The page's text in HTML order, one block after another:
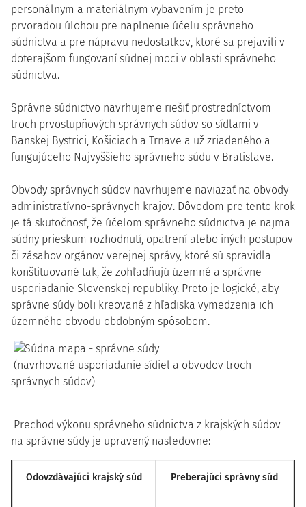
personálnym a materiálnym vybavením je preto
prvoradou úlohou pre naplnenie účelu správneho
súdnictva a pre nápravu nedostatkov, ktoré sa prejavili v
doterajšom fungovaní súdnej moci v oblasti správneho
súdnictva.
Správne súdnictvo navrhujeme riešiť prostredníctvom
troch prvostupňových správnych súdov so sídlami v
Banskej Bystrici, Košiciach a Trnave a už zriadeného a
fungujúceho Najvyššieho správneho súdu v Bratislave.
Obvody správnych súdov navrhujeme naviazať na obvody
administratívno-správnych krajov. Dôvodom pre tento krok
je tá skutočnosť, že účelom správneho súdnictva je najmä
súdny prieskum rozhodnutí, opatrení alebo iných postupov
či zásahov orgánov verejnej správy, ktoré sú spravidla
konštituované tak, že zohľadňujú územné a správne
usporiadanie Slovenskej republiky. Preto je logické, aby
správne súdy boli kreované z hľadiska vymedzenia ich
územného obvodu obdobným spôsobom.
(navrhované usporiadanie sídiel a obvodov troch
správnych súdov)
Prechod výkonu správneho súdnictva z krajských súdov
na správne súdy je upravený nasledovne:
Odovzdávajúci krajský súd Preberajúci správny súd